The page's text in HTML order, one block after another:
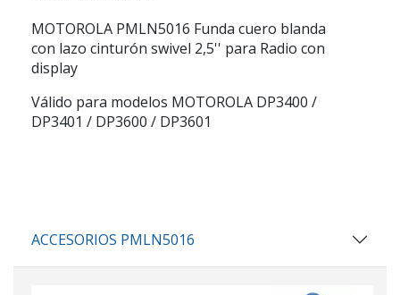
MOTOROLA PMLN5016 Funda cuero blanda
con lazo cinturón swivel 2,5'' para Radio con
display
Válido para modelos MOTOROLA DP3400 /
DP3401 / DP3600 / DP3601
ACCESORIOS PMLN5016